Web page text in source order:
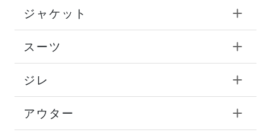
ジャケット
スーツ
ジレ
アウター